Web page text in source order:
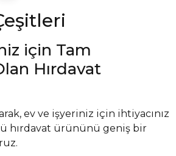
için Tam
Hırdavat
ev ve işyeriniz için ihtiyacınız
hırdavat ürününü geniş bir